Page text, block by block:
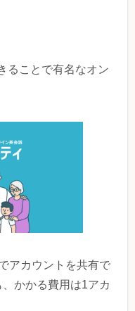
ることで有名なオン
アカウントを共有で
かかる費用は1アカ